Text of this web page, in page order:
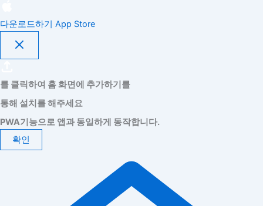
다운로드하기 App Store
를 클릭하여 홈 화면에 추가하기를
통해 설치를 해주세요
PWA기능으로 앱과 동일하게 동작합니다.
확인